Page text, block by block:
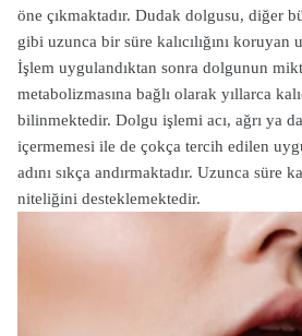
öne çıkmaktadır. Dudak dolgusu, diğer
gibi uzunca bir süre kalıcılığını
İşlem uygulandıktan sonra dolgunun
metabolizmasına bağlı olarak yıllarca
bilinmektedir. Dolgu işlemi acı, ağrı ya
içermemesi ile de çokça tercih edilen
adını sıkça andırmaktadır. Uzunca süre
niteliğini desteklemektedir.